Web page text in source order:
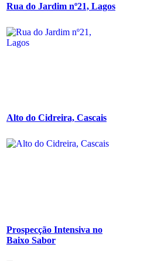
Rua do Jardim nº21, Lagos
Alto do Cidreira, Cascais
Prospecção Intensiva no
Baixo Sabor